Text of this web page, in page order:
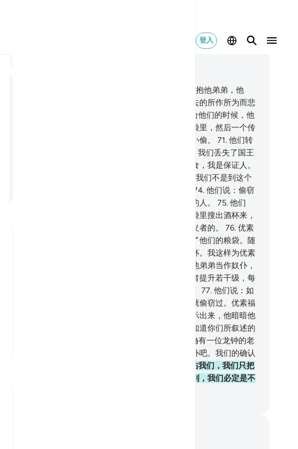
登入
当他们进去见优素福的时候，他拥抱他弟弟，他
说：我确是你哥哥，你不要为他们过去的所作所为而悲
当地以他们所需的粮食供给他们的时候，他
（使人）把一只酒杯放在他弟弟的粮袋里，然后一个传
唤者传唤说：队商啊！你们确是一伙小偷。
71. 他们转
他们说：我们丢失了国王
的酒杯；谁拿酒杯来还，给谁－驮粮食，我是保证人。
他们说：指真主发誓，你们知道，我们不是到这个
74. 他们说：偷窃
者应受什么处分呢？如果你们是说谎的人。
75. 他们
说：偷窃者应受的处罚，是在谁的粮袋里搜出酒杯来，
就把谁当做奴仆。我们是这样惩罚不义者的。
76. 优素
福在检查他弟弟的粮袋之前，先检查了他们的粮袋。随
后，在他弟弟的粮袋里查出了那只酒杯。我这样为优素
福定计。按照国王的法律，他不得把他弟弟当作奴仆，
但真主意欲他那样做。我把我所意欲者提升若干级，每
77. 他们说：如
果他偷窃，那末，他有一个哥哥从前就偷窃过。优素福
把这句话隐藏在心中，没有对他们表示出来，他暗暗他
说：你们的处境是更恶劣的。真主是知道你们所叙述的
他们说：权贵啊！他的确有一位龙钟的老
父；请你以我们中的一人代替他当奴仆吧。我们的确认
他说：愿真主保佑我们，我们只把
发现其粮袋里有酒杯者当做奴仆；否则，我们必定是不